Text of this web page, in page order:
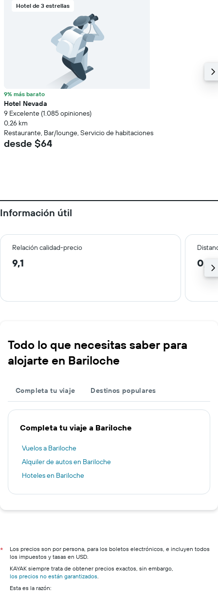
Hotel de 3 estrellas
9% más barato
Hotel Nevada
9 Excelente (1.085 opiniones)
0,26 km
Restaurante, Bar/lounge, Servicio de habitaciones
desde $64
Información útil
Relación calidad-precio
9,1 0,3
Todo lo que necesitas saber para
alojarte en Bariloche
Completa tu viaje Destinos populares
Completa tu viaje a Bariloche
Vuelos a Bariloche
Alquiler de autos en Bariloche
Hoteles en Bariloche
*
Los precios son por persona, para los boletos electrónicos, e incluyen todos
los impuestos y tasas en USD.
KAYAK siempre trata de obtener precios exactos, sin embargo,
los precios no están garantizados.
Esta es la razón: